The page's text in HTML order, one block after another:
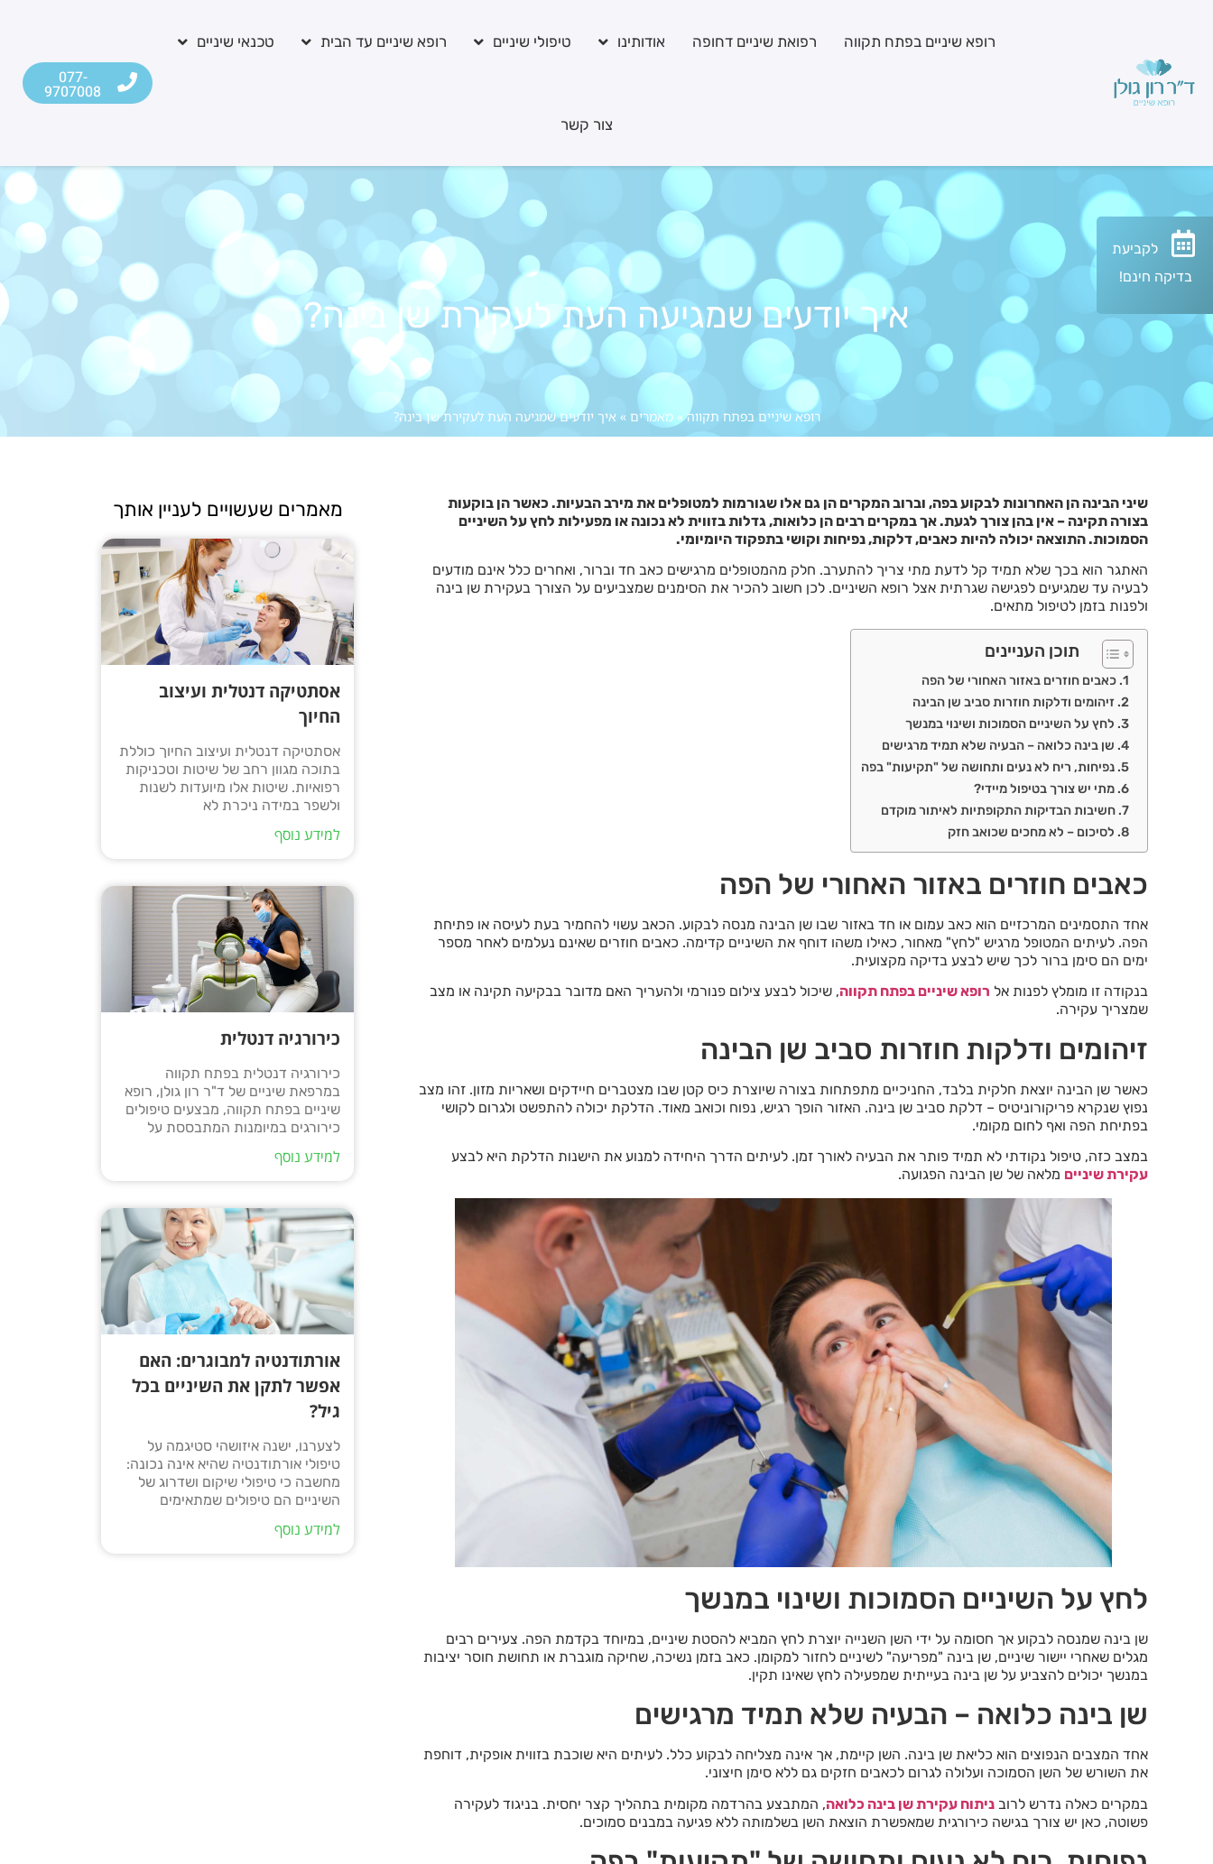
לקביעת
בדיקה חינם!
רופא שיניים בפתח תקווה רפואת שיניים דחופה אודותינו טיפולי שיניים רופא שיניים עד הבית טכנאי שיניים
צור קשר
077-
9707008
איך יודעים שמגיעה העת לעקירת שן בינה?
רופא שיניים בפתח תקווה»מאמרים » איך יודעים שמגיעה העת לעקירת שן בינה?
שיני הבינה הן האחרונות לבקוע בפה, וברוב המקרים הן גם אלו שגורמות למטופלים את מירב הבעיות. כאשר הן בוקעות
בצורה תקינה – אין בהן צורך לגעת. אך במקרים רבים הן כלואות, גדלות בזווית לא נכונה או מפעילות לחץ על השיניים
הסמוכות. התוצאה יכולה להיות כאבים, דלקות, נפיחות וקושי בתפקוד היומיומי.
האתגר הוא בכך שלא תמיד קל לדעת מתי צריך להתערב. חלק מהמטופלים מרגישים כאב חד וברור, ואחרים כלל אינם מודעים
לבעיה עד שמגיעים לפגישה שגרתית אצל רופא השיניים. לכן חשוב להכיר את הסימנים שמצביעים על הצורך בעקירת שן בינה
ולפנות בזמן לטיפול מתאים.
תוכן העניינים
כאבים חוזרים באזור האחורי של הפה
זיהומים ודלקות חוזרות סביב שן הבינה
לחץ על השיניים הסמוכות ושינוי במנשך
שן בינה כלואה – הבעיה שלא תמיד מרגישים
נפיחות, ריח לא נעים ותחושה של "תקיעות" בפה
מתי יש צורך בטיפול מיידי?
חשיבות הבדיקות התקופתיות לאיתור מוקדם
לסיכום – לא מחכים שכואב חזק
כאבים חוזרים באזור האחורי של הפה
אחד התסמינים המרכזיים הוא כאב עמום או חד באזור שבו שן הבינה מנסה לבקוע. הכאב עשוי להחמיר בעת לעיסה או פתיחת
הפה. לעיתים המטופל מרגיש "לחץ" מאחור, כאילו משהו דוחף את השיניים קדימה. כאבים חוזרים שאינם נעלמים לאחר מספר
ימים הם סימן ברור לכך שיש לבצע בדיקה מקצועית.
בנקודה זו מומלץ לפנות אל רופא שיניים בפתח תקווה, שיכול לבצע צילום פנורמי ולהעריך האם מדובר בבקיעה תקינה או מצב
שמצריך עקירה.
זיהומים ודלקות חוזרות סביב שן הבינה
כאשר שן הבינה יוצאת חלקית בלבד, החניכיים מתפתחות בצורה שיוצרת כיס קטן שבו מצטברים חיידקים ושאריות מזון. זהו מצב
נפוץ שנקרא פריקורוניטיס – דלקת סביב שן בינה. האזור הופך רגיש, נפוח וכואב מאוד. הדלקת יכולה להתפשט ולגרום לקושי
בפתיחת הפה ואף לחום מקומי.
במצב כזה, טיפול נקודתי לא תמיד פותר את הבעיה לאורך זמן. לעיתים הדרך היחידה למנוע את הישנות הדלקת היא לבצע
עקירת שיניים מלאה של שן הבינה הפגועה.
לחץ על השיניים הסמוכות ושינוי במנשך
שן בינה שמנסה לבקוע אך חסומה על ידי השן השנייה יוצרת לחץ המביא להסטת שיניים, במיוחד בקדמת הפה. צעירים רבים
מגלים שאחרי יישור שיניים, שן בינה "מפריעה" לשיניים לחזור למקומן. כאב בזמן נשיכה, שחיקה מוגברת או תחושת חוסר יציבות
במנשך יכולים להצביע על שן בינה בעייתית שמפעילה לחץ שאינו תקין.
שן בינה כלואה – הבעיה שלא תמיד מרגישים
אחד המצבים הנפוצים הוא כליאת שן בינה. השן קיימת, אך אינה מצליחה לבקוע כלל. לעיתים היא שוכבת בזווית אופקית, דוחפת
את השורש של השן הסמוכה ועלולה לגרום לכאבים חזקים גם ללא סימן חיצוני.
במקרים כאלה נדרש לרוב ניתוח עקירת שן בינה כלואה, המתבצע בהרדמה מקומית בתהליך קצר יחסית. בניגוד לעקירה
פשוטה, כאן יש צורך בגישה כירורגית שמאפשרת הוצאת השן בשלמותה ללא פגיעה במבנים סמוכים.
מאמרים שעשויים לעניין אותך
אסתטיקה דנטלית ועיצוב
החיוך
אסתטיקה דנטלית ועיצוב החיוך כוללת
בתוכה מגוון רחב של שיטות וטכניקות
רפואיות. שיטות אלו מיועדות לשנות
ולשפר במידה ניכרת לא
למידע נוסף
כירורגיה דנטלית
כירורגיה דנטלית בפתח תקווה
במרפאת שיניים של ד"ר רון גולן, רופא
שיניים בפתח תקווה, מבצעים טיפולים
כירורגים במיומנות המתבססת על
למידע נוסף
אורתודנטיה למבוגרים: האם
אפשר לתקן את השיניים בכל
גיל?
לצערנו, ישנה איזושהי סטיגמה על
טיפולי אורתודנטיה שהיא אינה נכונה:
מחשבה כי טיפולי שיקום ושדרוג של
השיניים הם טיפולים שמתאימים
למידע נוסף